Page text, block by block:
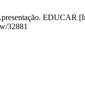
EDUCAR
32881